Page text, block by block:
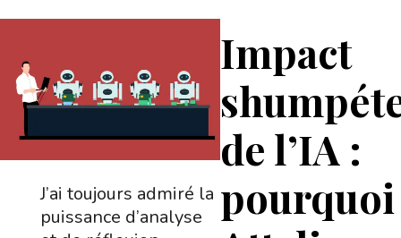
Impact
de l’IA :
pourquoi
J’ai toujours admiré la
puissance d’analyse